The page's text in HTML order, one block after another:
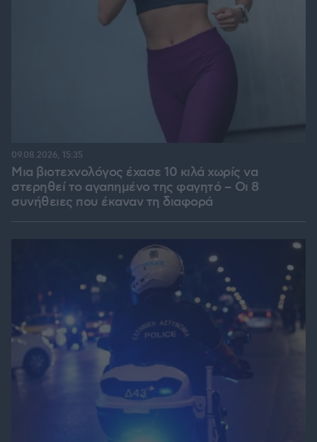
Μια βιοτεχνολόγος έχασε 10 κιλά χωρίς να
στερηθεί το αγαπημένο της φαγητό – Οι 8
συνήθειες που έκαναν τη διαφορά
09.08.2026, 15:35